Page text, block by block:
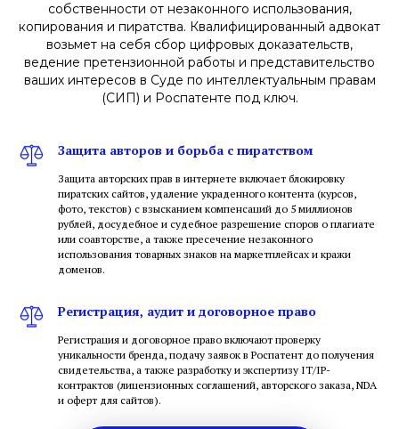
собственности от незаконного использования,
копирования и пиратства. Квалифицированный адвокат
возьмет на себя сбор цифровых доказательств,
ведение претензионной работы и представительство
ваших интересов в Суде по интеллектуальным правам
(СИП) и Роспатенте под ключ.
Защита авторов и борьба с пиратством
Защита авторских прав в интернете включает блокировку
пиратских сайтов, удаление украденного контента (курсов,
фото, текстов) с взысканием компенсаций до 5 миллионов
рублей, досудебное и судебное разрешение споров о плагиате
или соавторстве, а также пресечение незаконного
использования товарных знаков на маркетплейсах и кражи
доменов.
Регистрация, аудит и договорное право
Регистрация и договорное право включают проверку
уникальности бренда, подачу заявок в Роспатент до получения
свидетельства, а также разработку и экспертизу IT/IP-
контрактов (лицензионных соглашений, авторского заказа, NDA
и оферт для сайтов).